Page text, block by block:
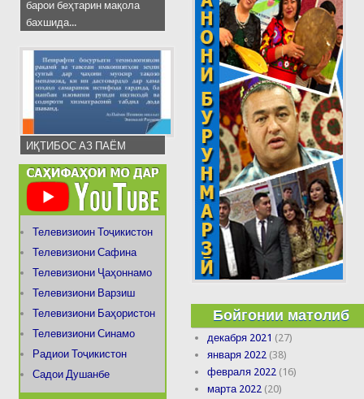
барои беҳтарин мақола
бахшида...
ИҚТИБОС АЗ ПАЁМ
Телевизиоин Тоҷикистон
Телевизиони Сафина
Телевизиони Ҷаҳоннамо
Телевизиони Варзиш
Телевизиони Баҳористон
Телевизиони Синамо
Радиои Тоҷикистон
Садои Душанбе
Бойгонии матолиб
декабря 2021 (27)
января 2022 (38)
февраля 2022 (16)
марта 2022 (20)